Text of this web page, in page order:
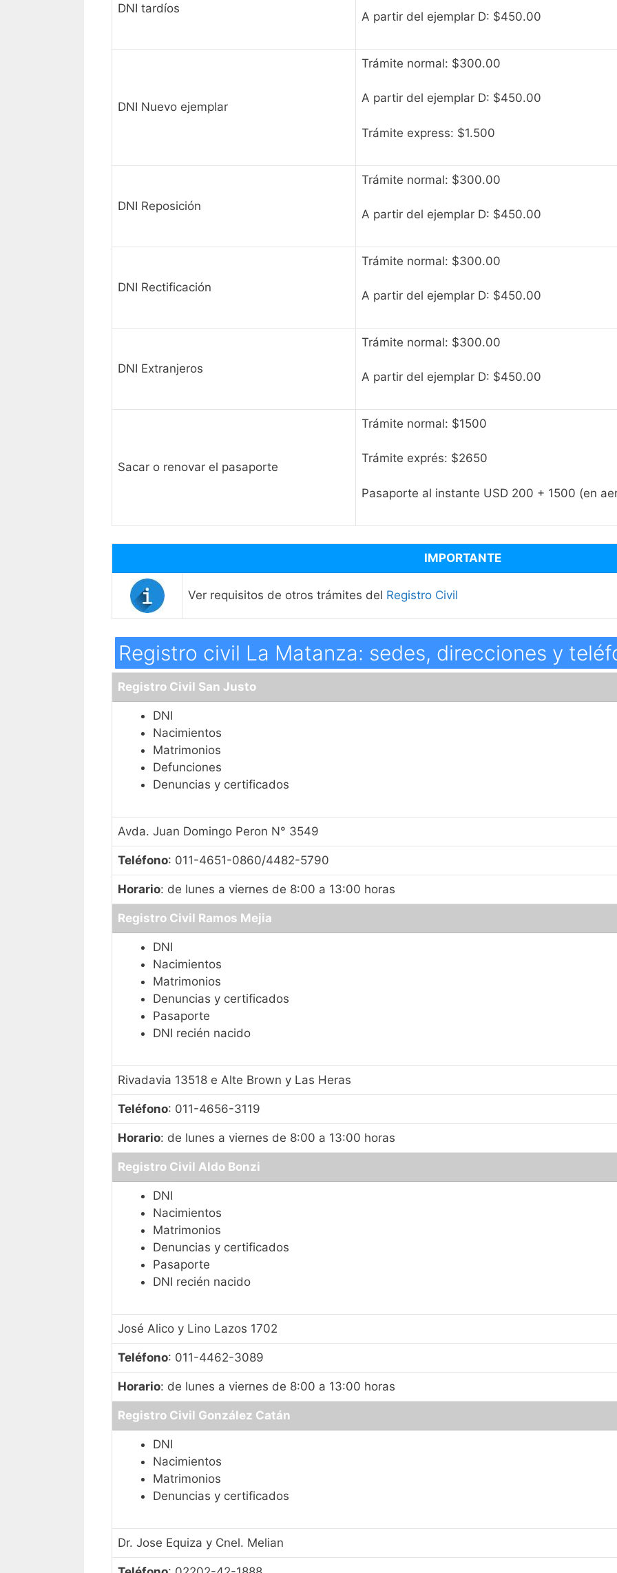
DNI tardíos
A partir del ejemplar D: $450.00
DNI Nuevo ejemplar
Trámite normal: $300.00
A partir del ejemplar D: $450.00
Trámite express: $1.500
DNI Reposición
Trámite normal: $300.00
A partir del ejemplar D: $450.00
DNI Rectificación
Trámite normal: $300.00
A partir del ejemplar D: $450.00
DNI Extranjeros
Trámite normal: $300.00
A partir del ejemplar D: $450.00
Sacar o renovar el pasaporte
Trámite normal: $1500
Trámite exprés: $2650
Pasaporte al instante USD 200 + 1500 (en
IMPORTANTE
Ver requisitos de otros trámites del Registro Civil
Registro civil La Matanza: sedes, direcciones y
Registro Civil San Justo
DNI
Nacimientos
Matrimonios
Defunciones
Denuncias y certificados
Avda. Juan Domingo Peron N° 3549
Teléfono: 011-4651-0860/4482-5790
Horario: de lunes a viernes de 8:00 a 13:00 horas
Registro Civil Ramos Mejia
DNI
Nacimientos
Matrimonios
Denuncias y certificados
Pasaporte
DNI recién nacido
Rivadavia 13518 e Alte Brown y Las Heras
Teléfono: 011-4656-3119
Horario: de lunes a viernes de 8:00 a 13:00 horas
Registro Civil Aldo Bonzi
DNI
Nacimientos
Matrimonios
Denuncias y certificados
Pasaporte
DNI recién nacido
José Alico y Lino Lazos 1702
Teléfono: 011-4462-3089
Horario: de lunes a viernes de 8:00 a 13:00 horas
Registro Civil González Catán
DNI
Nacimientos
Matrimonios
Denuncias y certificados
Dr. Jose Equiza y Cnel. Melian